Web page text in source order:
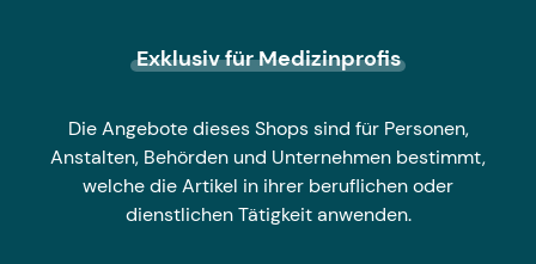
Exklusiv für Medizinprofis
Die Angebote dieses Shops sind für Personen,
Anstalten, Behörden und Unternehmen bestimmt,
welche die Artikel in ihrer beruflichen oder
dienstlichen Tätigkeit anwenden.